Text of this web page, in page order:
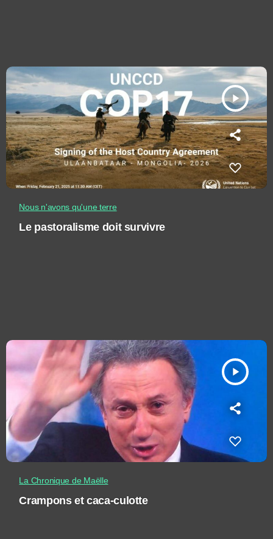
play_arrow
Nous n'avons qu'une terre
Le pastoralisme doit survivre
play_arrow
La Chronique de Maëlle
Crampons et caca-culotte